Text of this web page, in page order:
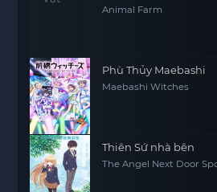
Animal Farm
Phù Thủy Maebashi
Maebashi Witches
Thiên Sứ nhà bên
The Angel Next Door